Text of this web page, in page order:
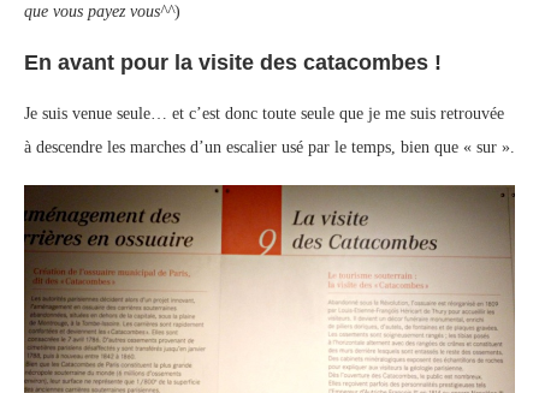
que vous payez vous^^)
En avant pour la visite des catacombes !
Je suis venue seule… et c’est donc toute seule que je me suis retrouvée
à descendre les marches d’un escalier usé par le temps, bien que « sur ».